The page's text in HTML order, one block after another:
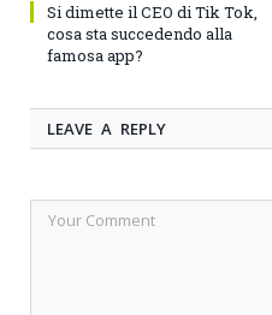
Si dimette il CEO di Tik Tok,
cosa sta succedendo alla
famosa app?
LEAVE A REPLY